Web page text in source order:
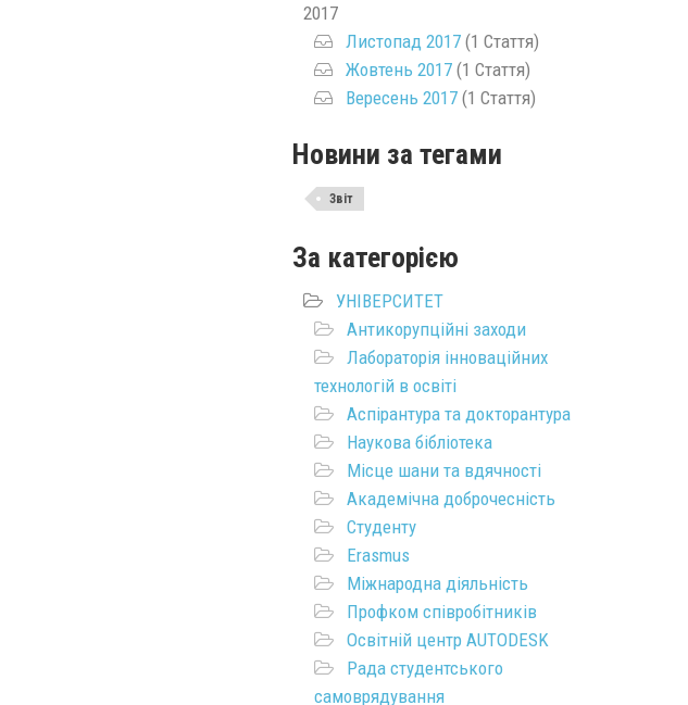
2017
Листопад 2017(1 Стаття)
Жовтень 2017(1 Стаття)
Вересень 2017(1 Стаття)
Новини за тегами
Звіт
За категорією
УНІВЕРСИТЕТ
Антикорупційні заходи
Лабораторія інноваційних
технологій в освіті
Аспірантура та докторантура
Наукова бібліотека
Місце шани та вдячності
Академічна доброчесність
Студенту
Erasmus
Міжнародна діяльність
Профком співробітників
Освітній центр AUTODESK
Рада студентського
самоврядування